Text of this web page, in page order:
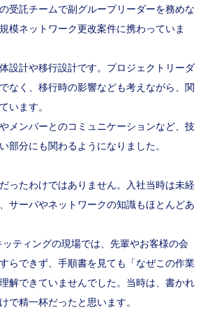
受託チームで副グループリーダーを務めな
模ネットワーク更改案件に携わっていま
設計や移行設計です。プロジェクトリーダ
なく、移行時の影響なども考えながら、関
います。
メンバーとのコミュニケーションなど、技
部分にも関わるようになりました。
ったわけではありません。入社当時は未経
サーバやネットワークの知識もほとんどあ
ティングの現場では、先輩やお客様の会
らできず、手順書を見ても「なぜこの作業
解できていませんでした。当時は、書かれ
で精一杯だったと思います。